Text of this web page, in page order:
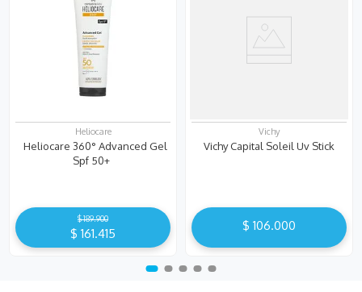
Heliocare
Heliocare 360° Advanced Gel
Spf 50+
$189.900
$ 161.415
Vichy
Vichy Capital Soleil Uv Stick
$ 106.000